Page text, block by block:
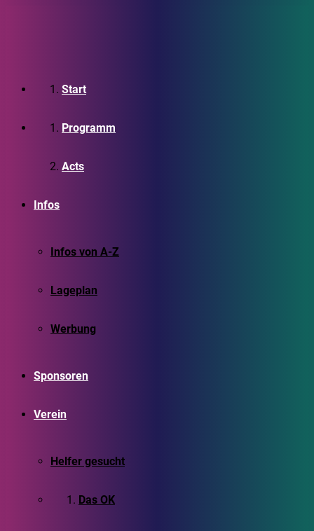
Start
Programm
Acts
Infos
Infos von A-Z
Lageplan
Werbung
Sponsoren
Verein
Helfer gesucht
Das OK